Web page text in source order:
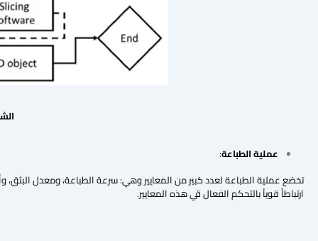
عملية الطباعة:
تخضع عملية الطباعة لعدد كبير من المعايير وهي: سرعة الطباعة، ومعدل البثق،
ارتباطاً قوياً بالتحكم الفعال قي هذه المعايير.